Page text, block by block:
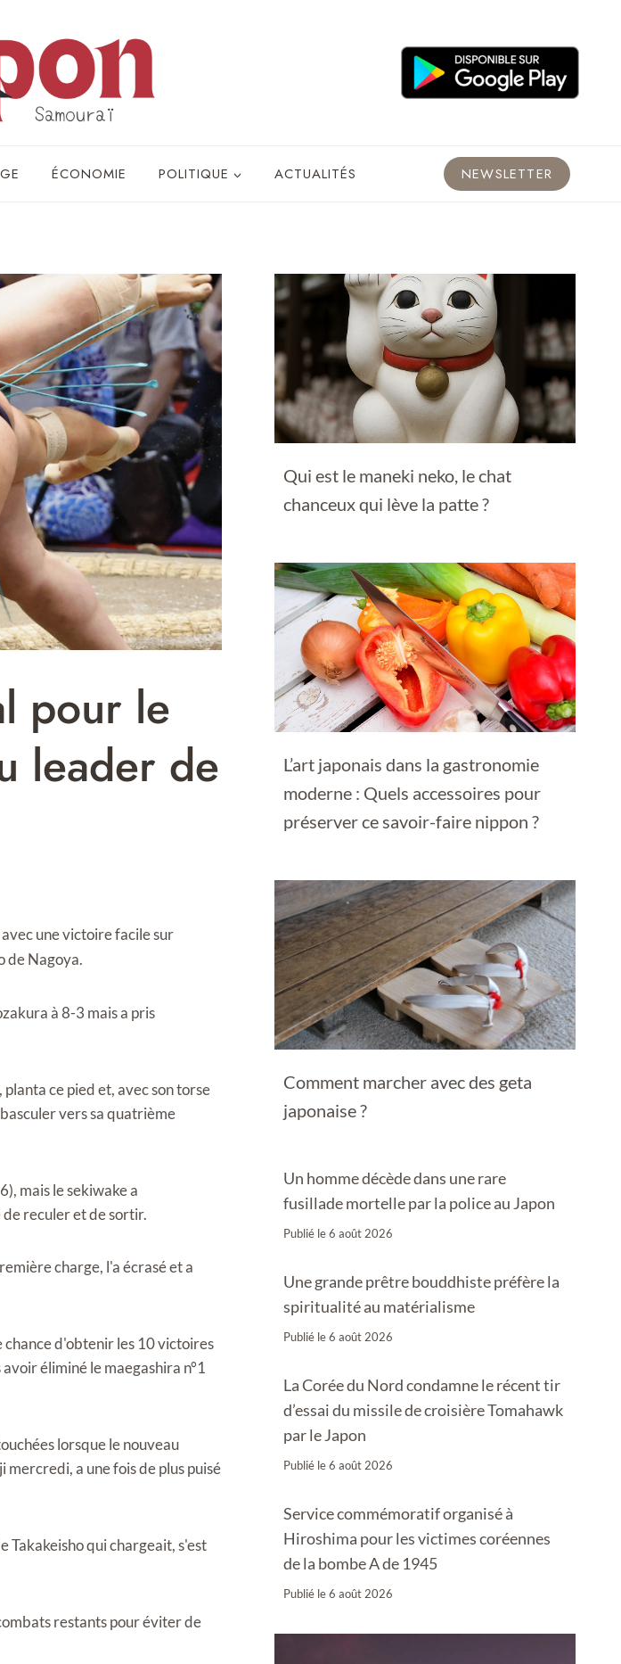
ÉCONOMIE POLITIQUE ACTUALITÉS NEWSLETTER
pour le
leader de
une victoire facile sur
de Nagoya.
à 8-3 mais a pris
ce pied et, avec son torse
vers sa quatrième
mais le sekiwake a
reculer et de sortir.
charge, l'a écrasé et a
d'obtenir les 10 victoires
éliminé le maegashira n°1
lorsque le nouveau
a une fois de plus puisé
Takakeisho qui chargeait, s'est
restants pour éviter de
Qui est le maneki neko, le chat
chanceux qui lève la patte ?
L’art japonais dans la gastronomie
moderne : Quels accessoires pour
préserver ce savoir-faire nippon ?
Comment marcher avec des geta
japonaise ?
Un homme décède dans une rare
fusillade mortelle par la police au Japon
Publié le6 août 2026
Une grande prêtre bouddhiste préfère la
spiritualité au matérialisme
Publié le6 août 2026
La Corée du Nord condamne le récent tir
d’essai du missile de croisière Tomahawk
par le Japon
Publié le6 août 2026
Service commémoratif organisé à
Hiroshima pour les victimes coréennes
de la bombe A de 1945
Publié le6 août 2026